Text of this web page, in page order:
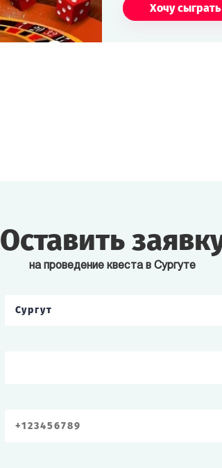
Хочу сыграть
Оставить
на проведение квеста в Сургуте
Сургут